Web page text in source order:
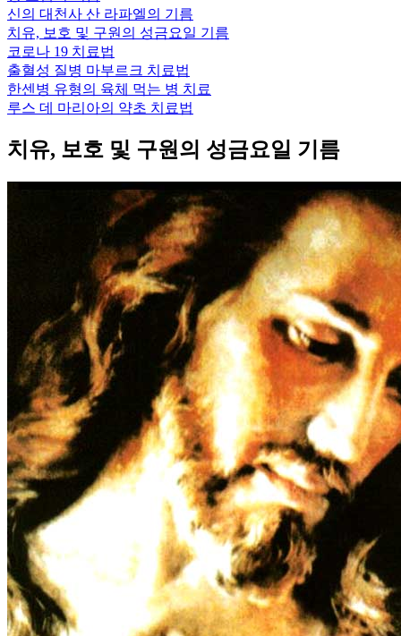
신의 대천사 산 라파엘의 기름
치유, 보호 및 구원의 성금요일 기름
코로나 19 치료법
출혈성 질병 마부르크 치료법
한센병 유형의 육체 먹는 병 치료
루스 데 마리아의 약초 치료법
치유, 보호 및 구원의 성금요일 기름